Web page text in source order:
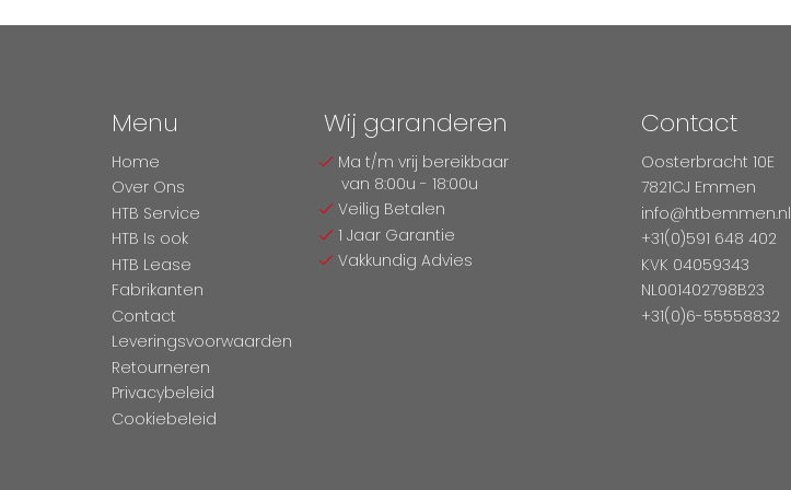
Menu
Home
Over Ons
HTB Service
HTB Is ook
HTB Lease
Fabrikanten
Contact
Leveringsvoorwaarden
Retourneren
Privacybeleid
Cookiebeleid
Wij garanderen
Ma t/m vrij bereikbaar
van 8:00u - 18:00u
Veilig Betalen
1 Jaar Garantie
Vakkundig Advies
Contact
Oosterbracht 10E
7821CJ Emmen
info@htbemmen.nl
+31(0)591 648 402
KVK 04059343
NL001402798B23
+31(0)6-55558832